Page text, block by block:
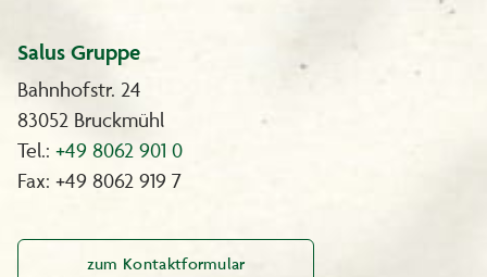
Salus Gruppe
Bahnhofstr. 24
83052 Bruckmühl
Tel.: +49 8062 901 0
Fax: +49 8062 919 7
zum Kontaktformular